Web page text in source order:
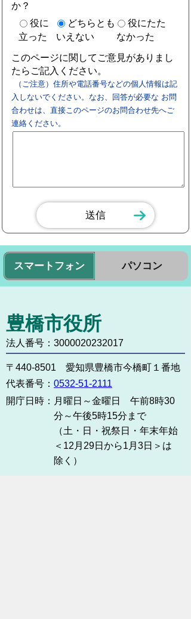
か？
役に
立った
どちらとも
いえない
役にたた
なかった
このページに関してご意見がありまし
たらご記入ください。
（ご注意）住所や電話番号などの個人情報は記
入しないでください。なお、回答が必要な お問
合わせは、直接このページのお問合わせ先へご
連絡ください。
スマートフォン パソコン
豊橋市役所
法人番号：3000020232017
〒440-8501 愛知県豊橋市今橋町１番地
代表番号： 0532-51-2111
開庁日時： 月曜日～金曜日 午前8時30
分～午後5時15分まで
（土・日・祝祭日・年末年始
＜12月29日から1月3日＞は
除く）